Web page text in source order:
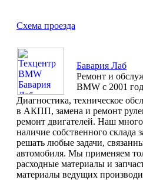
Схема проезда
Бавария Лаб
Ремонт и
BMW с 2001
Диагностика, техническое
в АКПП, замена и ремонт
ремонт двигателей. Наш
наличие собственного склада
решать любые задачи,
автомобиля. Мы применяем
расходные материалы и
материалы ведущих